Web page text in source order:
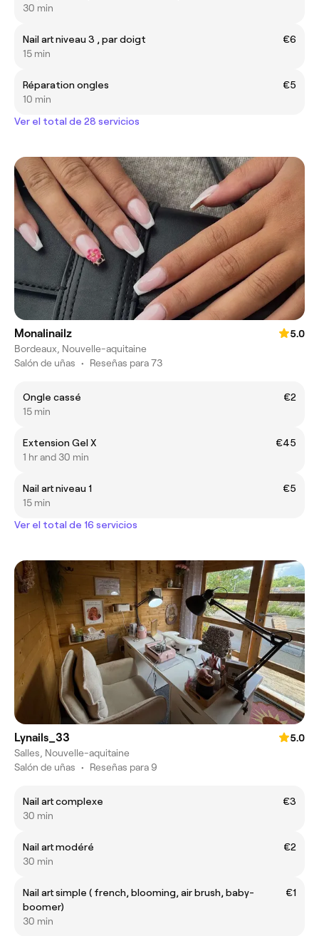
30 min
Nail art niveau 3 , par doigt
€6
15 min
Réparation ongles
€5
10 min
Ver el total de 28 servicios
Monalinailz
5.0
Bordeaux, Nouvelle-aquitaine
Salón de uñas • Reseñas para 73
Ongle cassé
€2
15 min
Extension Gel X
€45
1 hr and 30 min
Nail art niveau 1
€5
15 min
Ver el total de 16 servicios
Lynails_33
5.0
Salles, Nouvelle-aquitaine
Salón de uñas • Reseñas para 9
Nail art complexe
€3
30 min
Nail art modéré
€2
30 min
Nail art simple ( french, blooming, air brush, baby-
boomer)
€1
30 min